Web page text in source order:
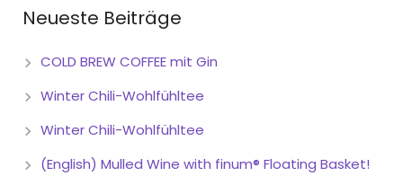
Neueste Beiträge
COLD BREW COFFEE mit Gin
Winter Chili-Wohlfühltee
Winter Chili-Wohlfühltee
(English) Mulled Wine with finum® Floating Basket!